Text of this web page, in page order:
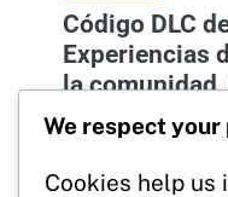
Código DLC
Experiencias
la
Lydia Hawthorne
El DLC de Skyrim
nuevo contenido y
We respect
Cookies help us